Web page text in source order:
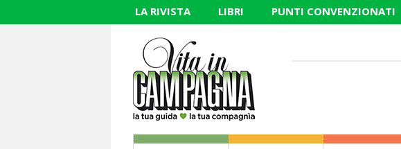
LA RIVISTA LIBRI PUNTI CONVENZIONATI